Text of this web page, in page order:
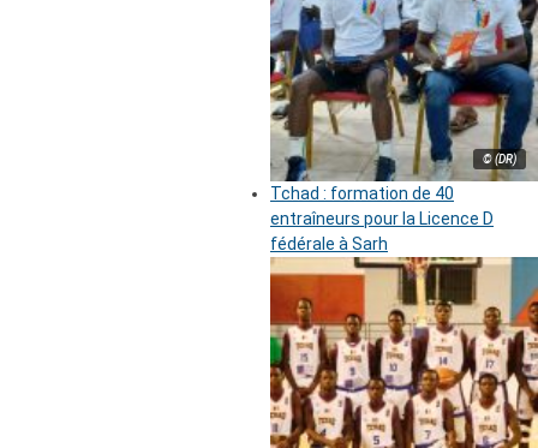
© (DR)
Tchad : formation de 40
entraîneurs pour la Licence D
fédérale à Sarh